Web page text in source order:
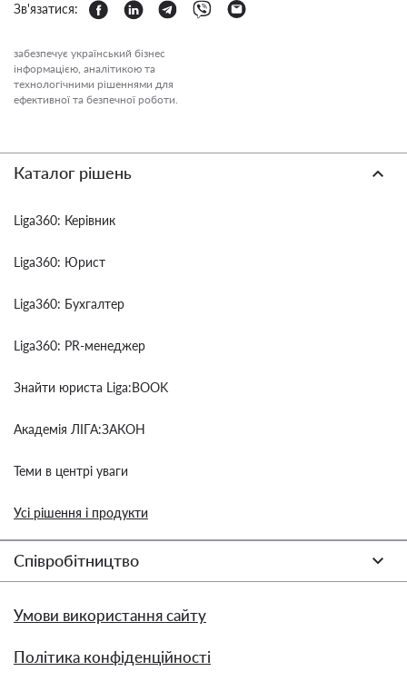
Зв'язатися:
забезпечує український бізнес
інформацією, аналітикою та
технологічними рішеннями для
ефективної та безпечної роботи.
Каталог рішень
Liga360: Керівник
Liga360: Юрист
Liga360: Бухгалтер
Liga360: PR-менеджер
Знайти юриста Liga:BOOK
Академія ЛІГА:ЗАКОН
Теми в центрі уваги
Усі рішення і продукти
Співробітництво
Умови використання сайту
Політика конфіденційності